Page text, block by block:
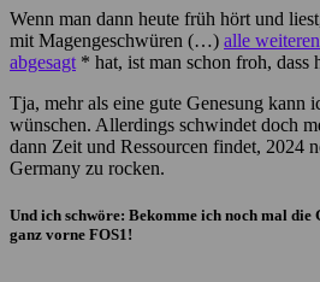
Wenn man dann heute früh hört und
mit Magengeschwüren (…) alle
abgesagt * hat, ist man schon froh, dass
Tja, mehr als eine gute Genesung kann
wünschen. Allerdings schwindet doch
dann Zeit und Ressourcen findet, 2024
Germany zu rocken.
Und ich schwöre: Bekomme ich noch mal die
ganz vorne FOS1!